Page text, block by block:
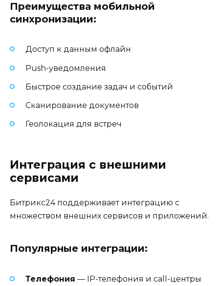
Преимущества мобильной
синхронизации:
Доступ к данным офлайн
Push-уведомления
Быстрое создание задач и событий
Сканирование документов
Геолокация для встреч
Интеграция с внешними
сервисами
Битрикс24 поддерживает интеграцию с
множеством внешних сервисов и приложений.
Популярные интеграции:
Телефония — IP-телефония и call-центры